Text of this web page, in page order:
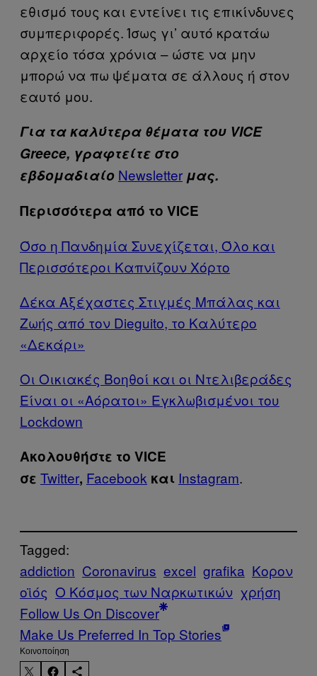
εθισμό τους και εντείνει τις επικίνδυνες
συμπεριφορές. Ίσως γι’ αυτό κρατάω
αρχείο τόσα χρόνια – ώστε να μην
μπορώ να πω ψέματα σε άλλους ή στον
εαυτό μου.
Για τα καλύτερα θέματα του VICE
Greece, γραφτείτε στο
εβδομαδιαίο Newsletter μας.
Περισσότερα από το VICE
Όσο η Πανδημία Συνεχίζεται, Όλο και
Περισσότεροι Καπνίζουν Χόρτο
Δέκα Αξέχαστες Στιγμές Μπάλας και
Ζωής από τον Dieguito, το Καλύτερο
«Δεκάρι»
Οι Οικιακές Βοηθοί και οι Ντελιβεράδες
Είναι οι «Αόρατοι» Εγκλωβισμένοι του
Lockdown
Ακολουθήστε το VICE
σε Twitter, Facebook και Instagram.
Tagged:
addiction Coronavirus excel grafika Κορον
οϊός Ο Κόσμος των Ναρκωτικών χρήση
Follow Us On Discover
Make Us Preferred In Top Stories
Kοινοποίηση